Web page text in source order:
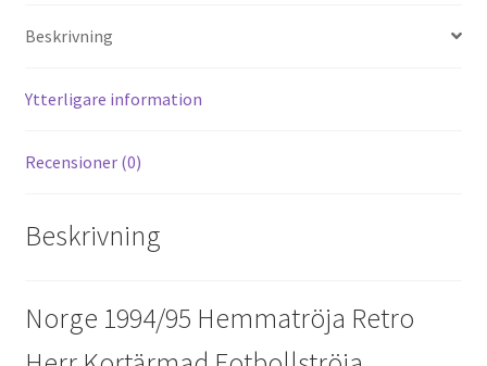
es di
t
k
Beskrivning
Ytterligare information
Recensioner (0)
Beskrivning
Norge 1994/95 Hemmatröja Retro